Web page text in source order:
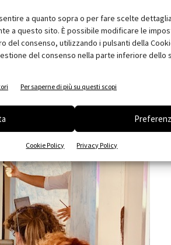
a quanto sopra o per fare scelte
a questo sito. È possibile modificare le
del consenso, utilizzando i pulsanti della
del consenso nella parte inferiore dello
Per saperne di più su questi scopi
Cookie Policy Privacy Policy
e difesa, articolata su due livelli e
di scopo vincitrice del bando ministeriale
nel corpo di fabbrica che ospitava gli
servizi comuni, con la realizzazione di uno